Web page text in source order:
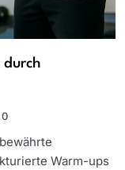
durch
0
Warm-ups